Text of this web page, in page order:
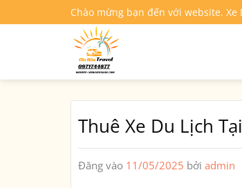
qua
Chào mừng bạn đến với website. Xe
Thuê Xe Du Lịch
Đăng vào 11/05/2025 bởi admin